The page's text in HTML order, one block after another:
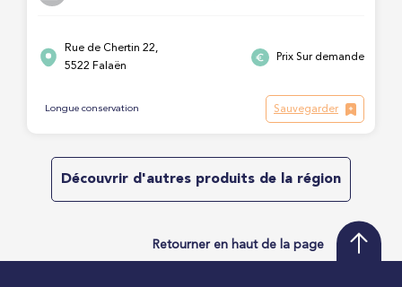
Rue de Chertin 22,
5522 Falaën
Prix Sur demande
Longue conservation Sauvegarder
Découvrir d'autres produits de la région
Retourner en haut de la page